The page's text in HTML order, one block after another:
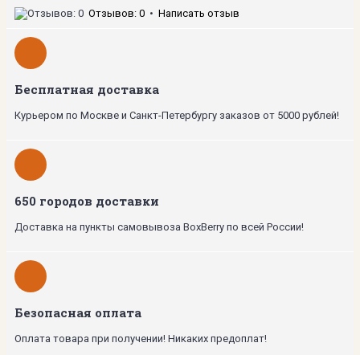
Отзывов: 0 • Написать отзыв
Бесплатная доставка
Курьером по Москве и Санкт-Петербургу заказов от 5000 рублей!
650 городов доставки
Доставка на пункты самовывоза BoxBerry по всей России!
Безопасная оплата
Оплата товара при получении! Никаких предоплат!